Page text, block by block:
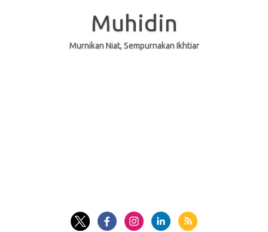
Muhidin
Murnikan Niat, Sempurnakan Ikhtiar